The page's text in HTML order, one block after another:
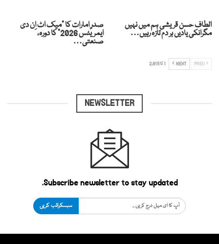
الطاف حسن قریشی ہم میں نہیں
مگرانکی یادیں ہر دم تازہ رہیں…
صدرِ امارات کا “میک اٹ اِن دی
ایمریٹس 2026” کا دورہ،
صنعتی…
NEXT 1 کا 2,815
NEWSLETTER
Subscribe newsletter to stay updated.
سبسکرائب کریں